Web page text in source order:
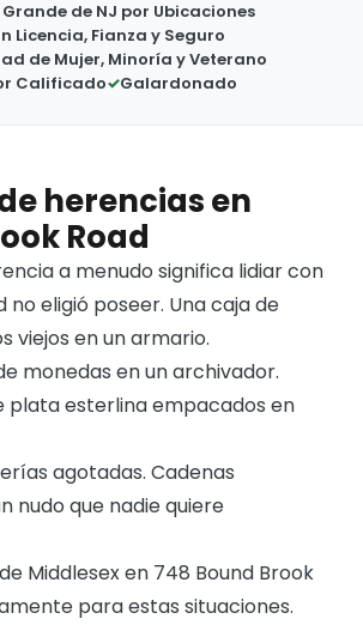
Grande de NJ por Ubicaciones
Licencia, Fianza y Seguro
de Mujer, Minoría y Veterano
Calificado
Galardonado
herencias en
Road
a menudo significa lidiar con
no eligió poseer. Una caja de
viejos en un armario.
monedas en un archivador.
plata esterlina empacados en
agotadas. Cadenas
nudo que nadie quiere
Middlesex en 748 Bound Brook
para estas situaciones.